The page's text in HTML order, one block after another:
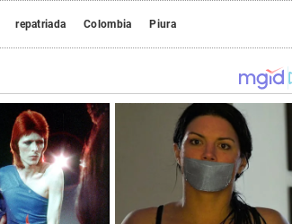
repatriada Colombia Piura